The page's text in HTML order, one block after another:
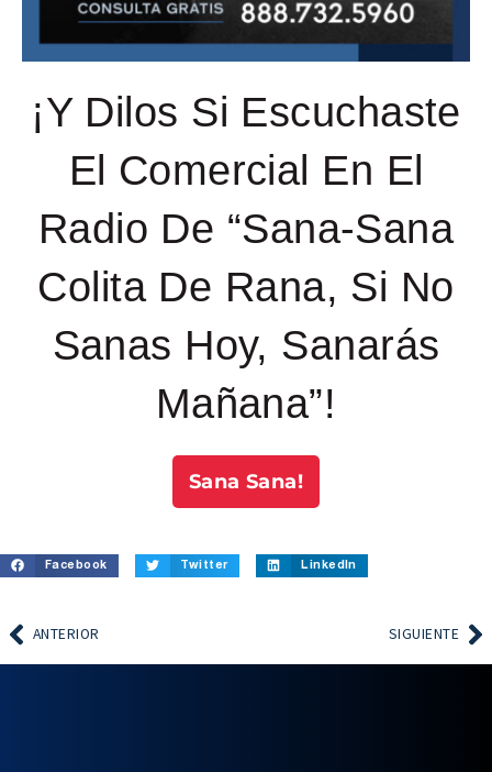
¡Y Dilos Si Escuchaste
El Comercial En El
Radio De “Sana-Sana
Colita De Rana, Si No
Sanas Hoy, Sanarás
Mañana”!
Sana Sana!
Facebook Twitter LinkedIn
ANTERIOR SIGUIENTE